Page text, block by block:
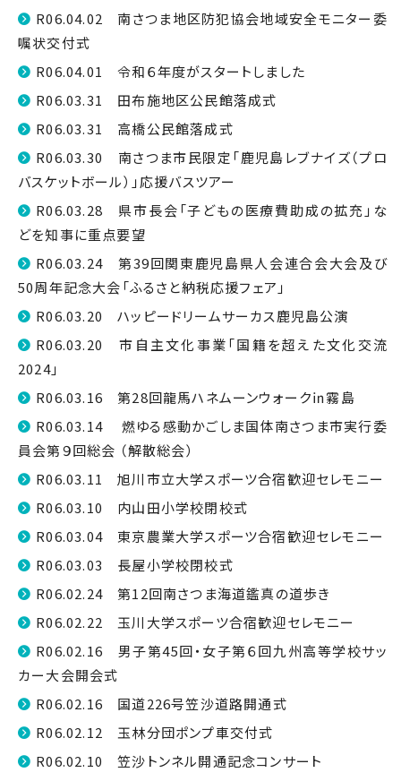
R06.04.02 南さつま地区防犯協会地域安全モニター委
嘱状交付式
R06.04.01 令和６年度がスタートしました
R06.03.31 田布施地区公民館落成式
R06.03.31 高橋公民館落成式
R06.03.30 南さつま市民限定「鹿児島レブナイズ（プロ
バスケットボール）」応援バスツアー
R06.03.28 県市長会「子どもの医療費助成の拡充」な
どを知事に重点要望
R06.03.24 第39回関東鹿児島県人会連合会大会及び
50周年記念大会「ふるさと納税応援フェア」
R06.03.20 ハッピードリームサーカス鹿児島公演
R06.03.20 市自主文化事業「国籍を超えた文化交流
2024」
R06.03.16 第28回龍馬ハネムーンウォーク㏌霧島
R06.03.14 燃ゆる感動かごしま国体南さつま市実行委
員会第９回総会 （解散総会）
R06.03.11 旭川市立大学スポーツ合宿歓迎セレモニー
R06.03.10 内山田小学校閉校式
R06.03.04 東京農業大学スポーツ合宿歓迎セレモニー
R06.03.03 長屋小学校閉校式
R06.02.24 第12回南さつま海道鑑真の道歩き
R06.02.22 玉川大学スポーツ合宿歓迎セレモニー
R06.02.16 男子第45回・女子第６回九州高等学校サッ
カー大会開会式
R06.02.16 国道226号笠沙道路開通式
R06.02.12 玉林分団ポンプ車交付式
R06.02.10 笠沙トンネル開通記念コンサート